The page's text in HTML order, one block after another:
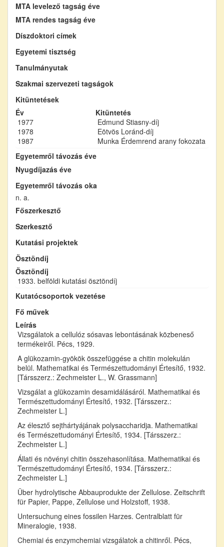
MTA levelező tagság éve
MTA rendes tagság éve
Díszdoktori címek
Egyetemi tisztség
Tanulmányutak
Szakmai szervezeti tagságok
Kitüntetések
Év
Kitüntetés
1977
Edmund Stiasny-díj
1978
Eötvös Loránd-díj
1987
Munka Érdemrend arany fokozata
Egyetemről távozás éve
Nyugdíjazás éve
Egyetemről távozás oka
n. a.
Főszerkesztő
Szerkesztő
Kutatási projektek
Ösztöndíj
Ösztöndíj
1933. belföldi kutatási ösztöndíj
Kutatócsoportok vezetése
Fő művek
Leírás
Vizsgálatok a cellulóz sósavas lebontásának közbeneső
termékeiről. Pécs, 1929.
A glükozamin-gyökök összefüggése a chitin molekulán
belül. Mathematikai és Természettudományi Értesítő, 1932.
[Társszerz.: Zechmeister L., W. Grassmann]
Vizsgálat a glükozamin desamidálásáról. Mathematikai és
Természettudományi Értesítő, 1932. [Társszerz.:
Zechmeister L.]
Az élesztő sejthártyájának polysaccharidja. Mathematikai
és Természettudományi Értesítő, 1934. [Társszerz.:
Zechmeister L.]
Állati és növényi chitin összehasonlítása. Mathematikai és
Természettudományi Értesítő, 1934. [Társszerz.:
Zechmeister L.]
Über hydrolytische Abbauprodukte der Zellulose. Zeitschrift
für Papier, Pappe, Zellulose und Holzstoff, 1938.
Untersuchung eines fossilen Harzes. Centralblatt für
Mineralogie, 1938.
Chemiai és enzymchemiai vizsgálatok a chitinről. Pécs,